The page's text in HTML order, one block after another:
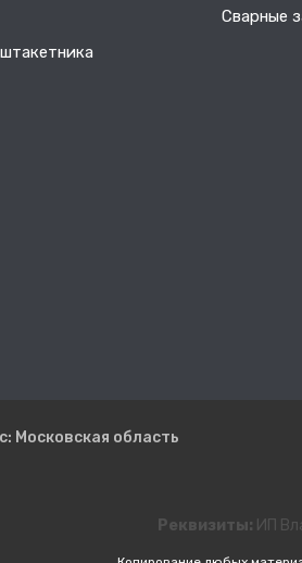
Сварные
Московская область
Реквизиты: ИП